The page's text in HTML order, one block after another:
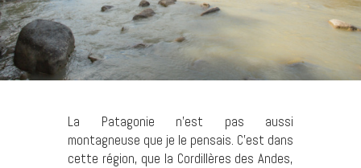
La Patagonie n’est pas aussi
montagneuse que je le pensais. C’est dans
cette région, que la Cordillères des Andes,